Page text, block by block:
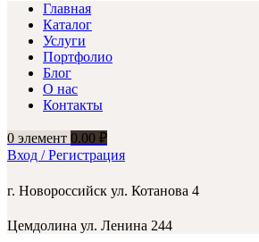
Главная
Каталог
Услуги
Портфолио
Блог
О нас
Контакты
0 элемент 0.00 ₽
Вход / Регистрация
г. Новороссийск ул. Котанова 4
Цемдолина ул. Ленина 244